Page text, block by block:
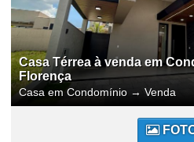
Casa Térrea à venda em
Florença
Casa em Condomínio → Venda